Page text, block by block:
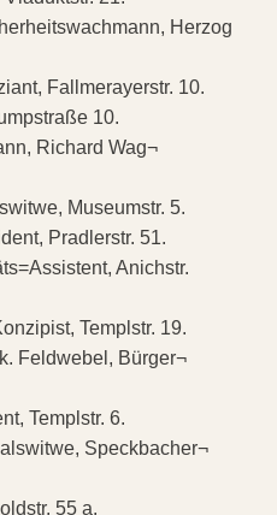
Herzog
Fallmerayerstr. 10.
10.
Richard Wag¬
Museumstr. 5.
Pradlerstr. 51.
Anichstr.
Templstr. 19.
Feldwebel, Bürger¬
Templstr. 6.
Speckbacher¬
55 a.